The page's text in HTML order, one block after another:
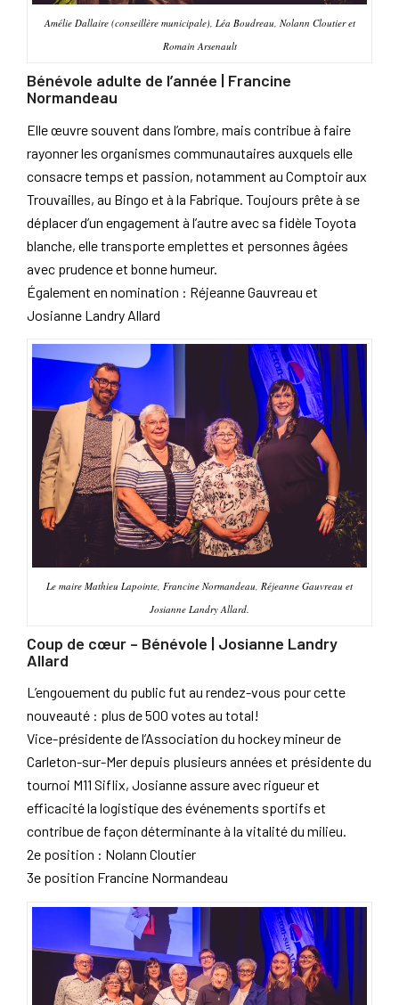
Amélie Dallaire (conseillère municipale), Léa Boudreau, Nolann Cloutier et
Romain Arsenault
Bénévole adulte de l’année | Francine
Normandeau
Elle œuvre souvent dans l’ombre, mais contribue à faire
rayonner les organismes communautaires auxquels elle
consacre temps et passion, notamment au Comptoir aux
Trouvailles, au Bingo et à la Fabrique. Toujours prête à se
déplacer d’un engagement à l’autre avec sa fidèle Toyota
blanche, elle transporte emplettes et personnes âgées
avec prudence et bonne humeur.
Également en nomination : Réjeanne Gauvreau et
Josianne Landry Allard
Le maire Mathieu Lapointe, Francine Normandeau, Réjeanne Gauvreau et
Josianne Landry Allard.
Coup de cœur – Bénévole | Josianne Landry
Allard
L’engouement du public fut au rendez-vous pour cette
nouveauté : plus de 500 votes au total!
Vice-présidente de l’Association du hockey mineur de
Carleton-sur-Mer depuis plusieurs années et présidente du
tournoi M11 Siflix, Josianne assure avec rigueur et
efficacité la logistique des événements sportifs et
contribue de façon déterminante à la vitalité du milieu.
2e position : Nolann Cloutier
3e position Francine Normandeau